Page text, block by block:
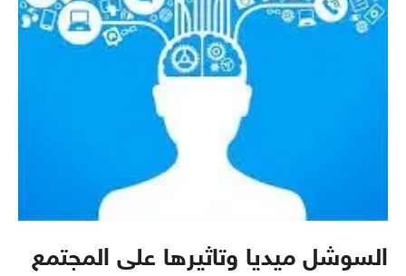
السوشل ميديا وتاثيرها على المجتمع